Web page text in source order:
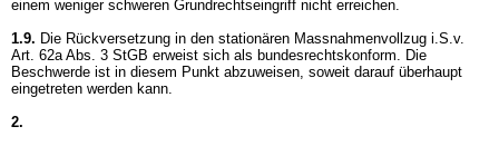
einem weniger schweren Grundrechtseingriff nicht erreichen.
1.9. Die Rückversetzung in den stationären Massnahmenvollzug i.S.v.
Art. 62a Abs. 3 StGB erweist sich als bundesrechtskonform. Die
Beschwerde ist in diesem Punkt abzuweisen, soweit darauf überhaupt
eingetreten werden kann.
2.